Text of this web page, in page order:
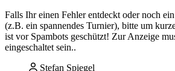
Falls Ihr einen Fehler entdeckt oder noch
(z.B. ein spannendes Turnier), bitte um
ist vor Spambots geschützt! Zur Anzeige
eingeschaltet sein..
Stefan Spiegel